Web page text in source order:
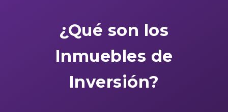
¿Qué son los
Inmuebles de
Inversión?